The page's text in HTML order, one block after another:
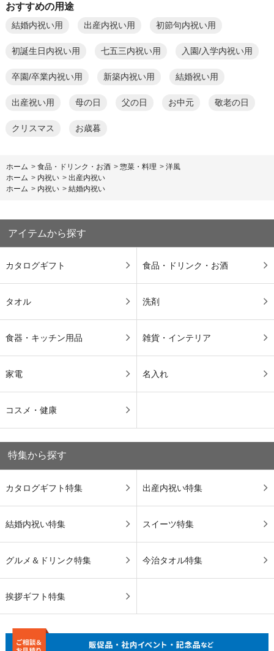
おすすめの用途
結婚内祝い用 出産内祝い用 初節句内祝い用
初誕生日内祝い用 七五三内祝い用 入園/入学内祝い用
卒園/卒業内祝い用 新築内祝い用 結婚祝い用
出産祝い用 母の日 父の日 お中元 敬老の日
クリスマス お歳暮
ホーム > 食品・ドリンク・お酒 > 惣菜・料理 > 洋風
ホーム > 内祝い > 出産内祝い
ホーム > 内祝い > 結婚内祝い
アイテムから探す
カタログギフト 食品・ドリンク・お酒
タオル 洗剤
食器・キッチン用品 雑貨・インテリア
家電 名入れ
コスメ・健康
特集から探す
カタログギフト特集 出産内祝い特集
結婚内祝い特集 スイーツ特集
グルメ＆ドリンク特集 今治タオル特集
挨拶ギフト特集